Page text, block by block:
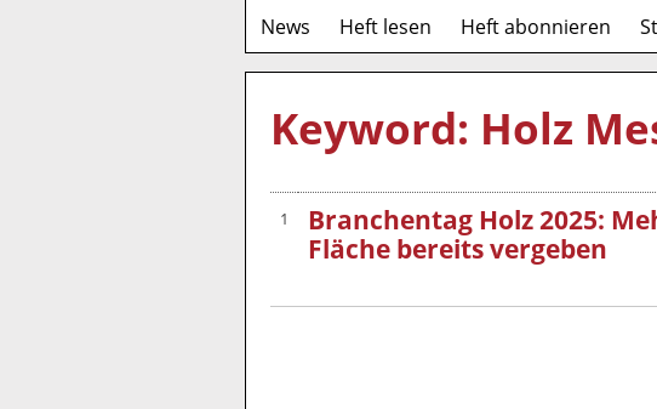
News Heft lesen Heft abonnieren
Keyword: Holz
1
Branchentag Holz 2025:
Fläche bereits vergeben